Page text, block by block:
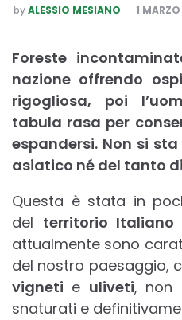
POSTED
BY
byALESSIO MESIANO 1
Foreste
nazione offrendo
rigogliosa, poi
tabula rasa per
espandersi. Non si
asiatico né del tanto
Questa è stata in
del territorio Italiano
attualmente sono
del nostro paesaggio,
vigneti e uliveti, non
snaturati e